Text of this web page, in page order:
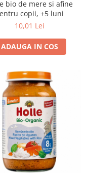
bio de mere si afine
copii, +5 luni
10,01 Lei
ADAUGA IN COS